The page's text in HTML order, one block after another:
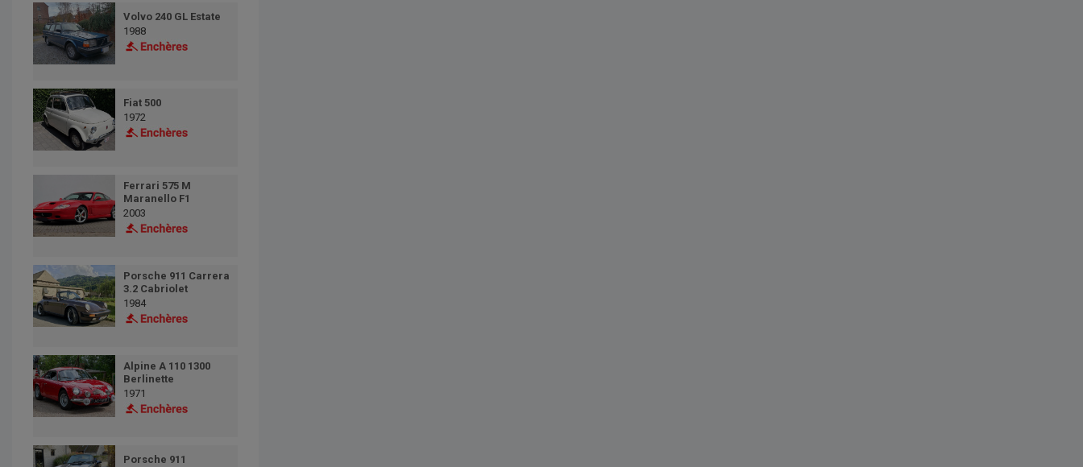
Volvo 240 GL Estate
1988
Fiat 500
1972
Ferrari 575 M
Maranello F1
2003
Porsche 911 Carrera
3.2 Cabriolet
1984
Alpine A 110 1300
Berlinette
1971
Porsche 911